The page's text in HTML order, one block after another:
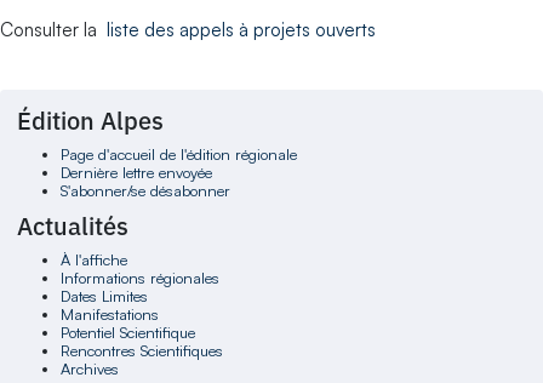
Consulter la liste des appels à projets ouverts
Édition Alpes
Page d'accueil de l'édition régionale
Dernière lettre envoyée
S'abonner/se désabonner
Actualités
À l'affiche
Informations régionales
Dates Limites
Manifestations
Potentiel Scientifique
Rencontres Scientifiques
Archives